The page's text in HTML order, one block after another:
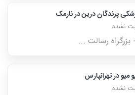
پرندگان درین در نارمک
نشده
بزرگراه رسالت ...
در تهرانپارس
نشده